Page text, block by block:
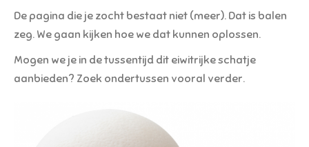
De pagina die je zocht bestaat niet (meer). Dat is balen
zeg. We gaan kijken hoe we dat kunnen oplossen.
Mogen we je in de tussentijd dit eiwitrijke schatje
aanbieden? Zoek ondertussen vooral verder.